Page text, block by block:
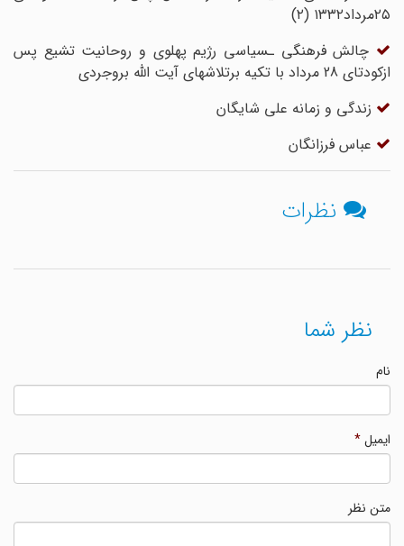
۲۵مرداد۱۳۳۲ (۲)
چالش فرهنگی ـسیاسی رژیم پهلوی و روحانیت تشیع پس
ازکودتای 28 مرداد با تکیه برتلاشهای آیت ‎الله بروجردی
زندگی و زمانه علی شایگان
عباس فرزانگان
نظرات
نظر شما
ایمیل*
متن نظر